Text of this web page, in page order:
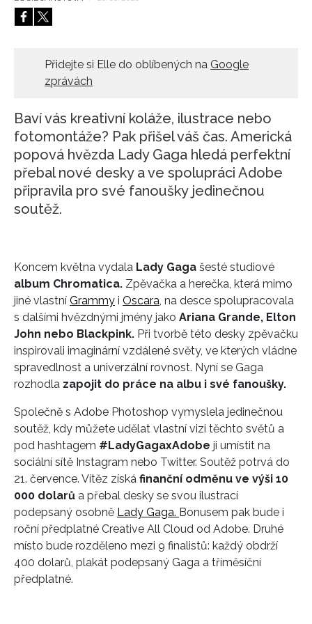
HOME
Přidejte si Elle do oblíbených na Google
zprávách
Baví vás kreativní koláže, ilustrace nebo
fotomontáže? Pak přišel váš čas. Americká
popová hvězda Lady Gaga hledá perfektní
přebal nové desky a ve spolupráci Adobe
připravila pro své fanoušky jedinečnou
soutěž.
Koncem května vydala Lady Gaga šesté studiové
album Chromatica. Zpěvačka a herečka, která mimo
jiné vlastní Grammy i Oscara , na desce spolupracovala
s dalšími hvězdnými jmény jako Ariana Grande, Elton
John nebo Blackpink. Při tvorbě této desky zpěvačku
inspirovali imaginární vzdálené světy, ve kterých vládne
spravedlnost a univerzální rovnost. Nyní se Gaga
rozhodla zapojit do práce na albu i své fanoušky.
Společně s Adobe Photoshop vymyslela jedinečnou
soutěž, kdy můžete udělat vlastní vizi těchto světů a
pod hashtagem #LadyGagaxAdobe ji umístit na
sociální sítě Instagram nebo Twitter. Soutěž potrvá do
21. července. Vítěz získá finanční odměnu ve výši 10
000 dolarů a přebal desky se svou ilustrací
podepsaný osobně Lady Gaga. Bonusem pak bude i
roční předplatné Creative All Cloud od Adobe. Druhé
místo bude rozděleno mezi 9 finalistů: každý obdrží
400 dolarů, plakát podepsaný Gaga a tříměsíční
předplatné.